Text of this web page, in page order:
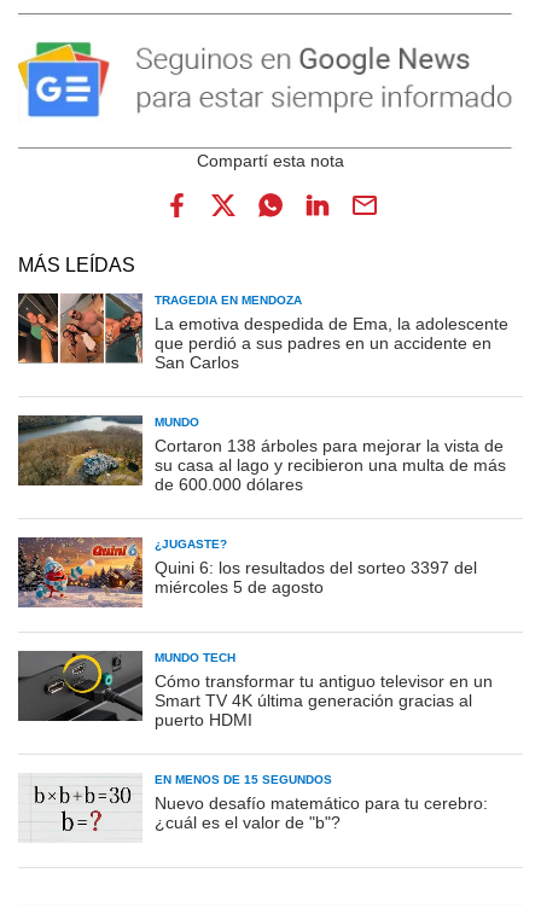
MÁS LEÍDAS
TRAGEDIA EN MENDOZA
La emotiva despedida de Ema, la adolescente
que perdió a sus padres en un accidente en
San Carlos
MUNDO
Cortaron 138 árboles para mejorar la vista de
su casa al lago y recibieron una multa de más
de 600.000 dólares
¿JUGASTE?
Quini 6: los resultados del sorteo 3397 del
miércoles 5 de agosto
MUNDO TECH
Cómo transformar tu antiguo televisor en un
Smart TV 4K última generación gracias al
puerto HDMI
EN MENOS DE 15 SEGUNDOS
Nuevo desafío matemático para tu cerebro:
¿cuál es el valor de "b"?